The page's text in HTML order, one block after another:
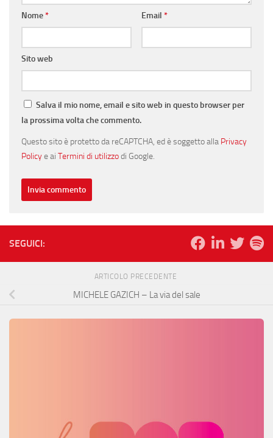
Nome* Email *
Sito web
Salva il mio nome, email e sito web in questo browser per
la prossima volta che commento.
Questo sito è protetto da reCAPTCHA, ed è soggetto alla Privacy
Policye ai Termini di utilizzodi Google.
SEGUICI:
ARTICOLO PRECEDENTE
MICHELE GAZICH – La via del sale